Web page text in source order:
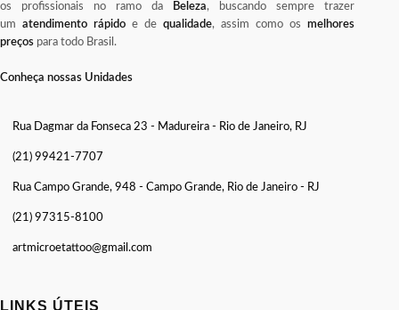
os profissionais no ramo da
Beleza, buscando sempre trazer
um atendimento rápido e de qualidade, assim como os melhores
preços para todo Brasil.
Conheça nossas Unidades
Rua Dagmar da Fonseca 23 - Madureira - Rio de Janeiro, RJ
(21) 99421-7707
Rua Campo Grande, 948 - Campo Grande, Rio de Janeiro - RJ
(21) 97315-8100
artmicroetattoo@gmail.com
LINKS ÚTEIS